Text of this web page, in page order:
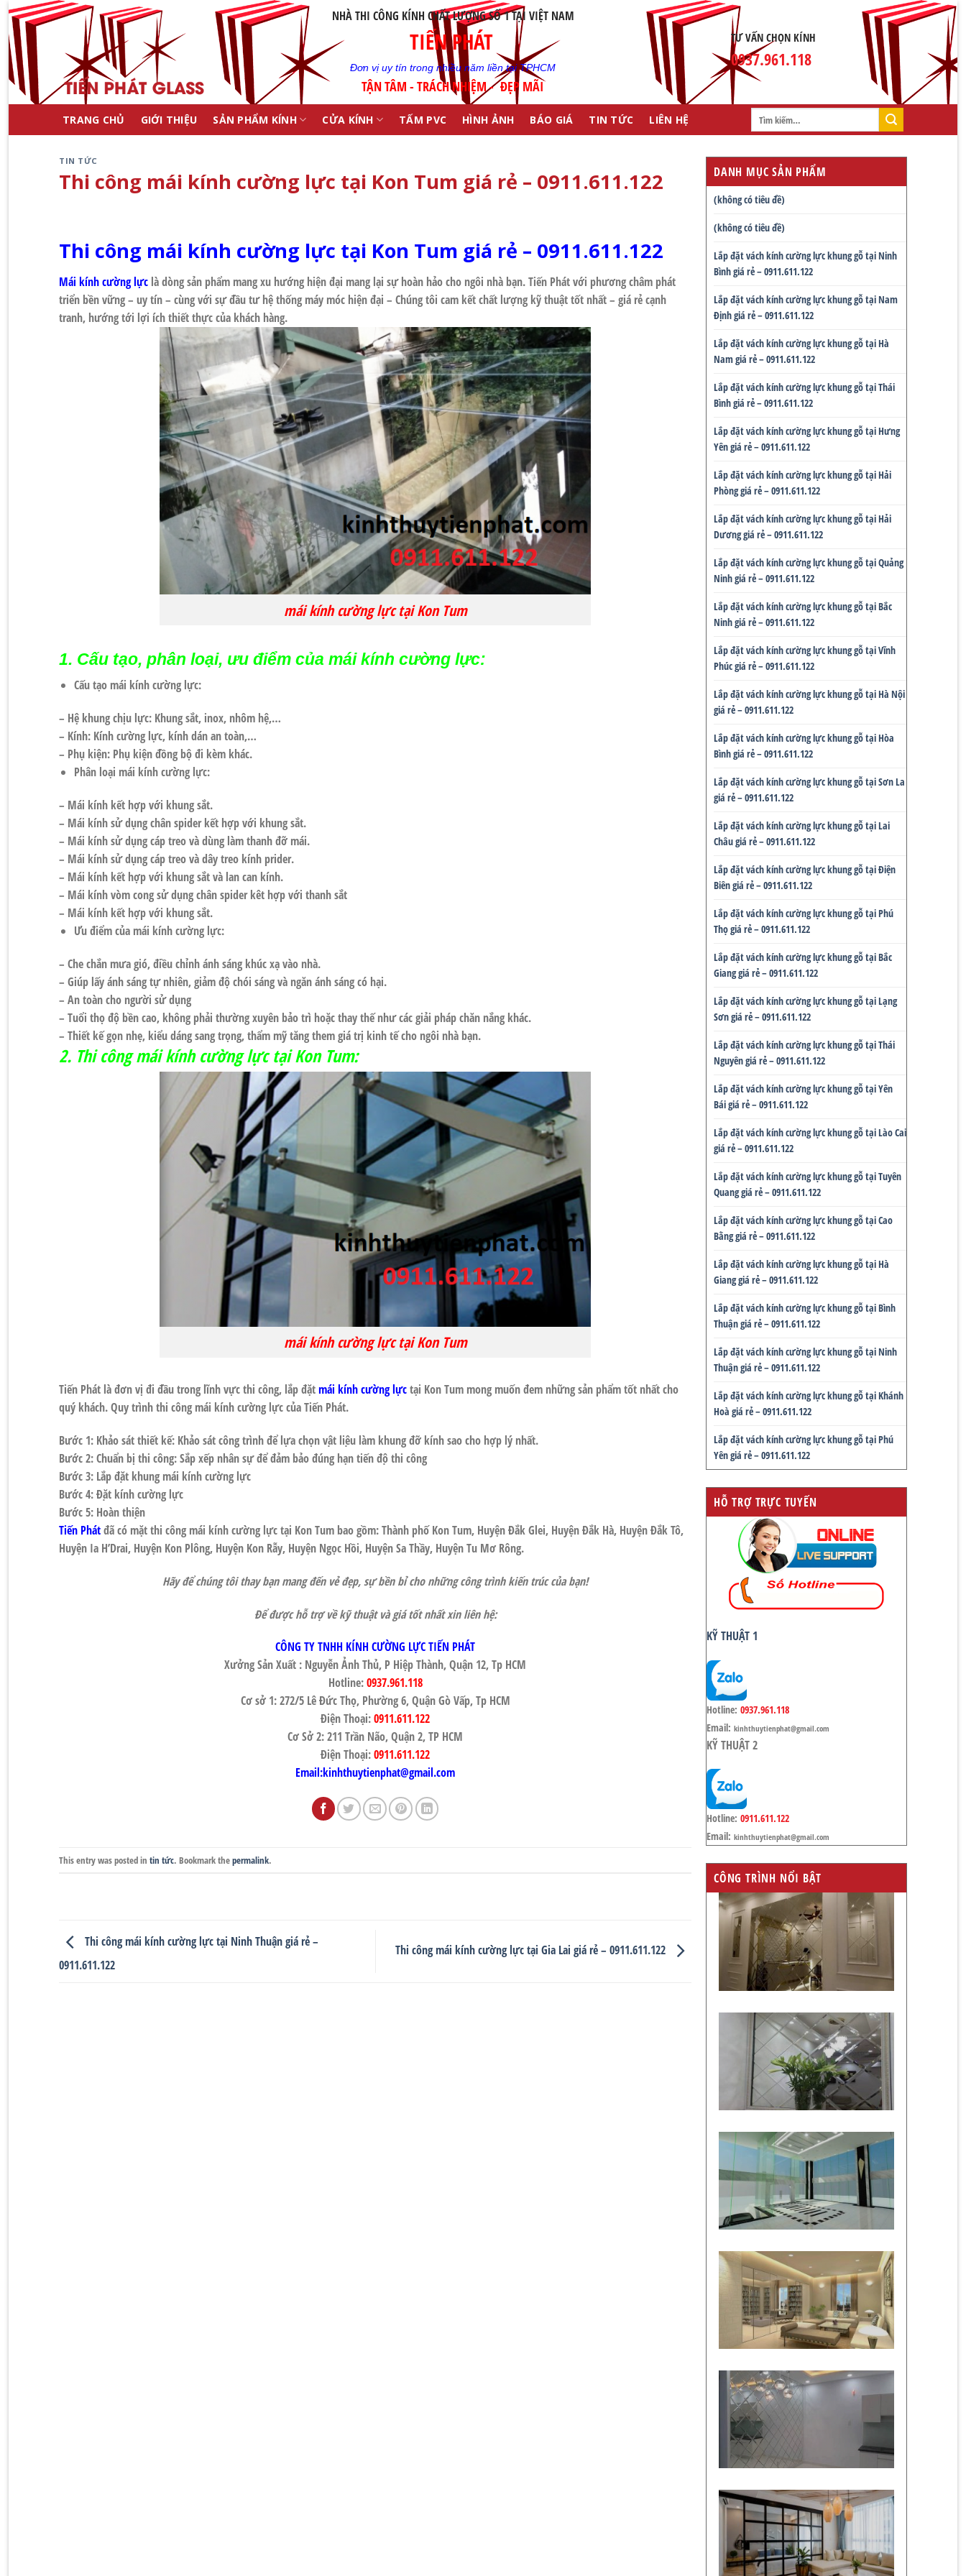
Skip
to
content
NHÀ THI CÔNG KÍNH CHẤT LƯỢNG SỐ 1 TẠI VIỆT NAM
TIẾN PHÁT
Đơn vị uy tín trong nhiều năm liền tại TPHCM
TẬN TÂM - TRÁCH NHIỆM - ĐẸP MÃI
TƯ VẤN CHỌN KÍNH
0937.961.118
TRANG CHỦ GIỚI THIỆU SẢN PHẨM KÍNH CỬA KÍNH TẤM PVC HÌNH ẢNH BÁO GIÁ TIN TỨC LIÊN HỆ
kiếm:
TIN TỨC
Thi công mái kính cường lực tại Kon Tum giá rẻ – 0911.611.122
Thi công mái kính cường lực tại Kon Tum giá rẻ – 0911.611.122
Mái kính cường lực là dòng sản phẩm mang xu hướng hiện đại mang lại sự hoàn hảo cho ngôi nhà bạn.Tiến Phátvới phương châm phát
triển bền vững – uy tín – cùng với sự đầu tư hệ thống máy móc hiện đại – Chúng tôi cam kết chất lượng kỹ thuật tốt nhất – giá rẻ cạnh
tranh, hướng tới lợi ích thiết thực của khách hàng.
mái kính cường lực tại Kon Tum
1. Cấu tạo, phân loại, ưu điểm của mái kính cường lực:
Cấu tạo mái kính cường lực:
– Hệ khung chịu lực: Khung sắt, inox, nhôm hệ,…
– Kính: Kính cường lực, kính dán an toàn,…
– Phụ kiện: Phụ kiện đồng bộ đi kèm khác.
Phân loại mái kính cường lực:
– Mái kính kết hợp với khung sắt.
– Mái kính sử dụng chân spider kết hợp với khung sắt.
– Mái kính sử dụng cáp treo và dùng làm thanh đỡ mái.
– Mái kính sử dụng cáp treo và dây treo kính prider.
– Mái kính kết hợp với khung sắt và lan can kính.
– Mái kính vòm cong sử dụng chân spider kêt hợp với thanh sắt
– Mái kính kết hợp với khung sắt.
Ưu điểm của mái kính cường lực:
– Che chắn mưa gió, điều chỉnh ánh sáng khúc xạ vào nhà.
– Giúp lấy ánh sáng tự nhiên, giảm độ chói sáng và ngăn ánh sáng có hại.
– An toàn cho người sử dụng
– Tuổi thọ độ bền cao, không phải thường xuyên bảo trì hoặc thay thế như các giải pháp chăn nắng khác.
– Thiết kế gọn nhẹ, kiểu dáng sang trọng, thẩm mỹ tăng them giá trị kinh tế cho ngôi nhà bạn.
2. Thi công mái kính cường lực tại Kon Tum:
mái kính cường lực tại Kon Tum
Tiến Phát là đơn vị đi đầu trong lĩnh vực thi công, lắp đặtmái kính cường lựctại Kon Tum mong muốn đem những sản phẩm tốt nhất cho
quý khách. Quy trình thi công mái kính cường lựccủaTiến Phát.
Bước 1: Khảo sát thiết kế: Khảo sát công trình để lựa chọn vật liệu làm khung đỡ kính sao cho hợp lý nhất.
Bước 2: Chuẩn bị thi công: Sắp xếp nhân sự để đảm bảo đúng hạn tiến độ thi công
Bước 3: Lắp đặt khung mái kính cường lực
Bước 4: Đặt kính cường lực
Bước 5: Hoàn thiện
Tiến Phátđã có mặt thi công mái kính cường lựctại Kon Tum bao gồm: Thành phố Kon Tum, Huyện Đắk Glei, Huyện Đắk Hà, Huyện Đắk Tô,
Huyện Ia H’Drai, Huyện Kon Plông, Huyện Kon Rẫy, Huyện Ngọc Hồi, Huyện Sa Thầy, Huyện Tu Mơ Rông.
Hãy để chúng tôi thay bạn mang đến vẻ đẹp, sự bền bỉ cho những công trình kiến trúc của bạn!
Để được hỗ trợ về kỹ thuật và giá tốt nhất xin liên hệ:
CÔNG TY TNHH KÍNH CƯỜNG LỰC TIẾN PHÁT
Xưởng Sản Xuất : Nguyễn Ảnh Thủ, P Hiệp Thành, Quận 12, Tp HCM
Hotline:0937.961.118
Cơ sở 1: 272/5 Lê Đức Thọ, Phường 6, Quận Gò Vấp, Tp HCM
Điện Thoại:0911.611.122
Cơ Sở 2: 211 Trần Não, Quận 2, TP HCM
Điện Thoại:0911.611.122
Email:kinhthuytienphat@gmail.com
This entry was posted in tin tức. Bookmark thepermalink.
Thi công mái kính cường lực tại Ninh Thuận giá rẻ –
0911.611.122
Thi công mái kính cường lực tại Gia Lai giá rẻ – 0911.611.122
DANH MỤC SẢN PHẨM
(không có tiêu đề)
(không có tiêu đề)
Lắp đặt vách kính cường lực khung gỗ tại Ninh
Bình giá rẻ – 0911.611.122
Lắp đặt vách kính cường lực khung gỗ tại Nam
Định giá rẻ – 0911.611.122
Lắp đặt vách kính cường lực khung gỗ tại Hà
Nam giá rẻ – 0911.611.122
Lắp đặt vách kính cường lực khung gỗ tại Thái
Bình giá rẻ – 0911.611.122
Lắp đặt vách kính cường lực khung gỗ tại Hưng
Yên giá rẻ – 0911.611.122
Lắp đặt vách kính cường lực khung gỗ tại Hải
Phòng giá rẻ – 0911.611.122
Lắp đặt vách kính cường lực khung gỗ tại Hải
Dương giá rẻ – 0911.611.122
Lắp đặt vách kính cường lực khung gỗ tại Quảng
Ninh giá rẻ – 0911.611.122
Lắp đặt vách kính cường lực khung gỗ tại Bắc
Ninh giá rẻ – 0911.611.122
Lắp đặt vách kính cường lực khung gỗ tại Vĩnh
Phúc giá rẻ – 0911.611.122
Lắp đặt vách kính cường lực khung gỗ tại Hà Nội
giá rẻ – 0911.611.122
Lắp đặt vách kính cường lực khung gỗ tại Hòa
Bình giá rẻ – 0911.611.122
Lắp đặt vách kính cường lực khung gỗ tại Sơn La
giá rẻ – 0911.611.122
Lắp đặt vách kính cường lực khung gỗ tại Lai
Châu giá rẻ – 0911.611.122
Lắp đặt vách kính cường lực khung gỗ tại Điện
Biên giá rẻ – 0911.611.122
Lắp đặt vách kính cường lực khung gỗ tại Phú
Thọ giá rẻ – 0911.611.122
Lắp đặt vách kính cường lực khung gỗ tại Bắc
Giang giá rẻ – 0911.611.122
Lắp đặt vách kính cường lực khung gỗ tại Lạng
Sơn giá rẻ – 0911.611.122
Lắp đặt vách kính cường lực khung gỗ tại Thái
Nguyên giá rẻ – 0911.611.122
Lắp đặt vách kính cường lực khung gỗ tại Yên
Bái giá rẻ – 0911.611.122
Lắp đặt vách kính cường lực khung gỗ tại Lào Cai
giá rẻ – 0911.611.122
Lắp đặt vách kính cường lực khung gỗ tại Tuyên
Quang giá rẻ – 0911.611.122
Lắp đặt vách kính cường lực khung gỗ tại Cao
Bằng giá rẻ – 0911.611.122
Lắp đặt vách kính cường lực khung gỗ tại Hà
Giang giá rẻ – 0911.611.122
Lắp đặt vách kính cường lực khung gỗ tại Bình
Thuận giá rẻ – 0911.611.122
Lắp đặt vách kính cường lực khung gỗ tại Ninh
Thuận giá rẻ – 0911.611.122
Lắp đặt vách kính cường lực khung gỗ tại Khánh
Hoà giá rẻ – 0911.611.122
Lắp đặt vách kính cường lực khung gỗ tại Phú
Yên giá rẻ – 0911.611.122
HỖ TRỢ TRỰC TUYẾN
KỸ THUẬT 1
Hotline: 0937.961.118
Email: kinhthuytienphat@gmail.com
KỸ THUẬT 2
Hotline: 0911.611.122
Email: kinhthuytienphat@gmail.com
CÔNG TRÌNH NỔI BẬT